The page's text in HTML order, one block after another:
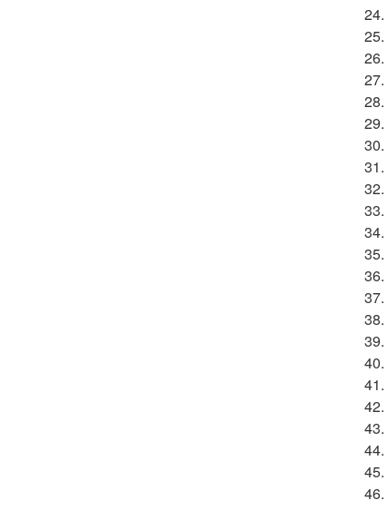
24.
25.
26.
27.
28.
29.
30.
31.
32.
33.
34.
35.
36.
37.
38.
39.
40.
41.
42.
43.
44.
45.
46.